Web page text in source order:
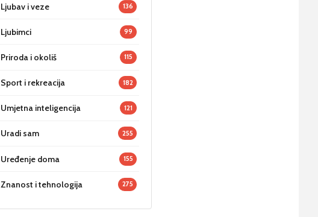
Ljubav i veze 136
Ljubimci 99
Priroda i okoliš 115
Sport i rekreacija 182
Umjetna inteligencija 121
Uradi sam 255
Uređenje doma 155
Znanost i tehnologija 275